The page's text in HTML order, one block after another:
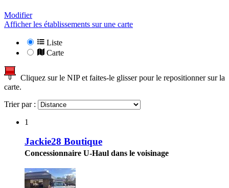
Modifier
Afficher les établissements sur une carte
Liste
Carte
Cliquez sur le NIP et faites-le glisser pour le repositionner sur la
carte.
Trier par :
1
Jackie28 Boutique
Concessionnaire U-Haul dans le voisinage